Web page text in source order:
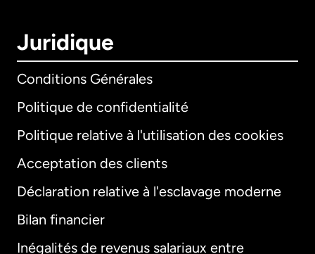
Juridique
Conditions Générales
Politique de confidentialité
Politique relative à l'utilisation des cookies
Acceptation des clients
Déclaration relative à l'esclavage moderne
Bilan financier
Inégalités de revenus salariaux entre
International